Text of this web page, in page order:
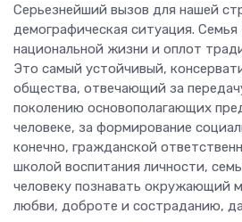
Серьезнейший вызов для нашей
демографическая ситуация.
национальной жизни и оплот
Это самый устойчивый,
общества, отвечающий за
поколению основополагающих
человеке, за формирование
конечно, гражданской
школой воспитания личности,
человеку познавать окружающий
любви, доброте и состраданию,